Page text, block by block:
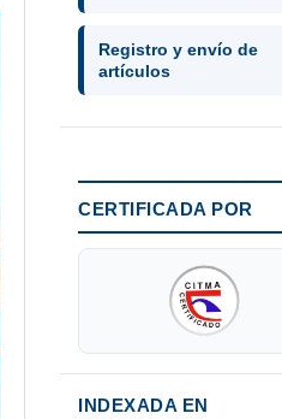
Registro y envío de
artículos
CERTIFICADA POR
INDEXADA EN